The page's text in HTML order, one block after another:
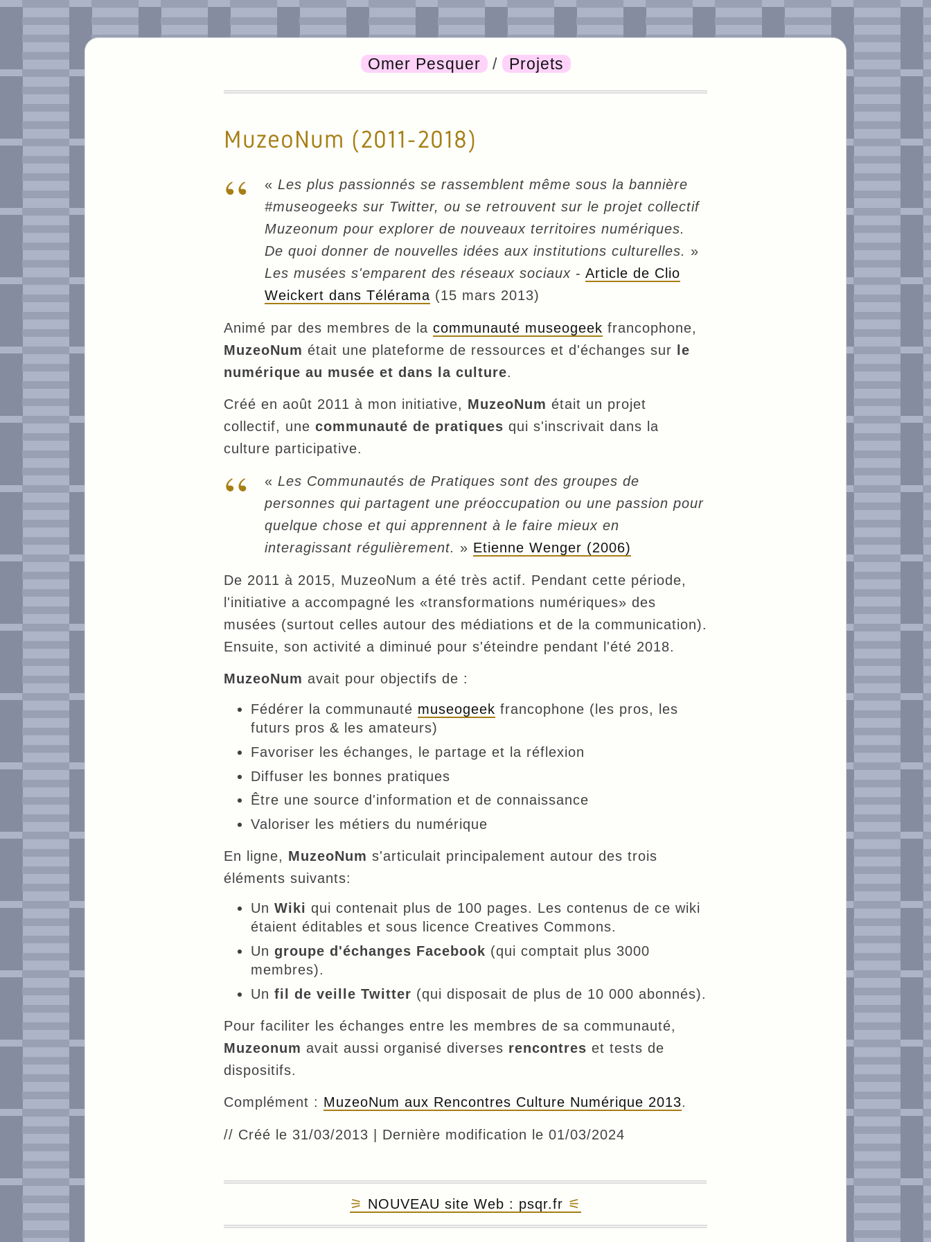
Omer Pesquer / Projets
MuzeoNum (2011-2018)
« Les plus passionnés se rassemblent même sous la bannière
#museogeeks sur Twitter, ou se retrouvent sur le projet collectif
Muzeonum pour explorer de nouveaux territoires numériques.
De quoi donner de nouvelles idées aux institutions culturelles. »
Les musées s'emparent des réseaux sociaux- Article de Clio
Weickert dans Télérama (15 mars 2013)
Animé par des membres de la communauté museogeek francophone,
MuzeoNum était une plateforme de ressources et d'échanges sur
le
numérique au musée et dans la culture.
Créé en août 2011 à mon initiative, MuzeoNum était un projet
collectif, une communauté de pratiques qui s'inscrivait dans la
culture participative.
« Les Communautés de Pratiques sont des groupes de
personnes qui partagent une préoccupation ou une passion pour
quelque chose et qui apprennent à le faire mieux en
interagissant régulièrement. » Etienne Wenger (2006)
De 2011 à 2015, MuzeoNum a été très actif. Pendant cette période,
l'initiative a accompagné les «transformations numériques» des
musées (surtout celles autour des médiations et de la communication).
Ensuite, son activité a diminué pour s'éteindre pendant l'été 2018.
MuzeoNum avait pour objectifs de :
Fédérer la communauté museogeek francophone (les pros, les
futurs pros & les amateurs)
Favoriser les échanges, le partage et la réflexion
Diffuser les bonnes pratiques
Être une source d'information et de connaissance
Valoriser les métiers du numérique
En ligne, MuzeoNum s'articulait principalement autour des trois
éléments suivants:
Un Wiki qui contenait plus de 100 pages. Les contenus de ce wiki
étaient éditables et sous licence Creatives Commons.
Un groupe d'échanges Facebook (qui comptait plus 3000
membres).
Un fil de veille Twitter (qui disposait de plus de 10 000 abonnés).
Pour faciliter les échanges entre les membres de sa communauté,
Muzeonum avait aussi organisé diverses rencontres et tests de
dispositifs.
Complément : MuzeoNum aux Rencontres Culture Numérique 2013.
// Créé le 31/03/2013 | Dernière modification le 01/03/2024
NOUVEAU site Web : psqr.fr